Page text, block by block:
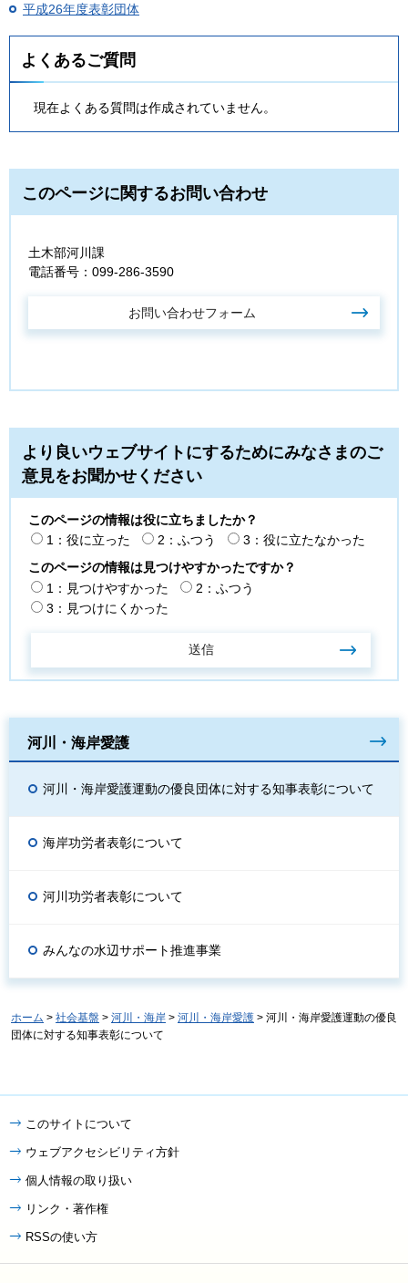
平成26年度表彰団体
よくあるご質問
現在よくある質問は作成されていません。
このページに関するお問い合わせ
土木部河川課
電話番号：099-286-3590
より良いウェブサイトにするためにみなさまのご
意見をお聞かせください
このページの情報は役に立ちましたか？
1：役に立った
2：ふつう
3：役に立たなかった
このページの情報は見つけやすかったですか？
1：見つけやすかった
2：ふつう
3：見つけにくかった
河川・海岸愛護
河川・海岸愛護運動の優良団体に対する知事表彰について
海岸功労者表彰について
河川功労者表彰について
みんなの水辺サポート推進事業
ホーム > 社会基盤 > 河川・海岸 > 河川・海岸愛護 > 河川・海岸愛護運動の優良
団体に対する知事表彰について
このサイトについて
ウェブアクセシビリティ方針
個人情報の取り扱い
リンク・著作権
RSSの使い方